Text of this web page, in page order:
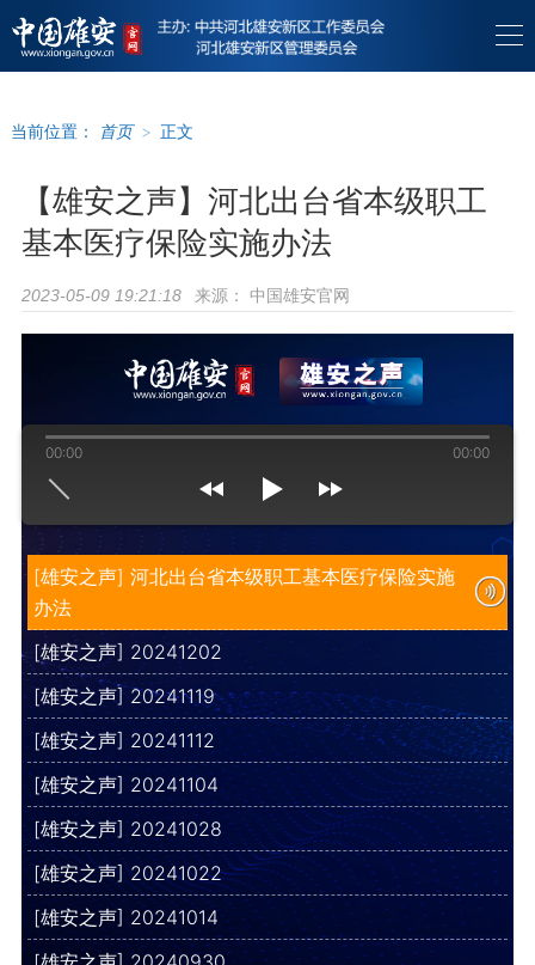
当前位置： 首页 > 正文
【雄安之声】河北出台省本级职工
基本医疗保险实施办法
2023-05-09 19:21:18 来源： 中国雄安官网
[雄安之声] 河北出台省本级职工基本医疗保险实施
办法
[雄安之声] 20241202
[雄安之声] 20241119
[雄安之声] 20241112
[雄安之声] 20241104
[雄安之声] 20241028
[雄安之声] 20241022
[雄安之声] 20241014
00:00 00:00